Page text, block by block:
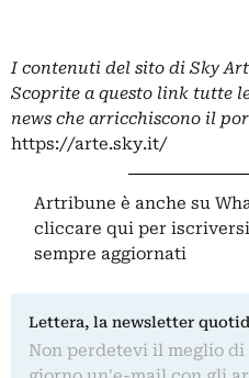
I contenuti del sito di Sky
Scoprite a questo link tutte
news che arricchiscono il
https://arte.sky.it/
Artribune è anche su
cliccare qui per
sempre aggiornati
Lettera, la newsletter
Non perdetevi il meglio